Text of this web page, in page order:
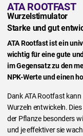
ATA ROOTFAST
Wurzelstimulator
Starke und gut
ATA Rootfast ist ein
wichtig für eine gute
im Gegensatz zu den
NPK-Werte und einen
Dank ATA Rootfast
Wurzeln entwickeln.
der Pflanze besonders
und je effektiver sie